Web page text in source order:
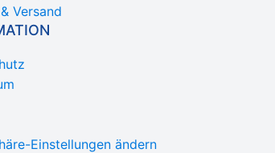
Versand
Einstellungen ändern